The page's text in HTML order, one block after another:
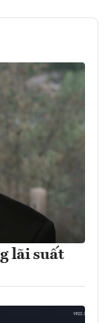
lãi suất